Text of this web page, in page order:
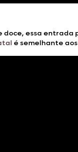
doce, essa
é semelhante